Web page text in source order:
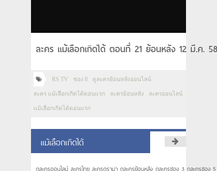
ละคร แม้เลือกเกิดได้ ตอนที่ 21 ย้อนหลัง 12 มี.ค.
RS TV ช่อง 8 ดูละครย้อนหลังออนไลน์
ละคร แม้เลือกเกิดได้ตอนแรก ละครย้อนหลัง ละครออนไลน์
แม้เลือกเกิดได้ตอนแรก
แม้เลือกเกิดได้
ดูละครออนไลน์ ละครไทย ละครดราม่า ดูละครย้อนหลัง ดูละครช่อง 3 ดูละครช่อง